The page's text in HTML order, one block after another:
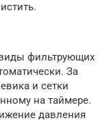
фильтрующих
За
и сетки
на таймере.
давления